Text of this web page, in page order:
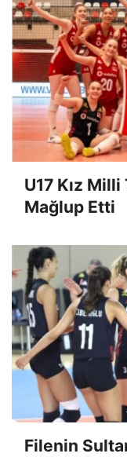
U17 Kız Milli
Mağlup Etti
Filenin